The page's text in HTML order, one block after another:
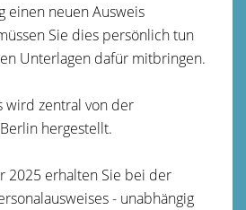
einen neuen Ausweis
Sie dies persönlich tun
Unterlagen dafür mitbringen.
wird zentral von der
hergestellt.
2025 erhalten Sie bei der
- unabhängig